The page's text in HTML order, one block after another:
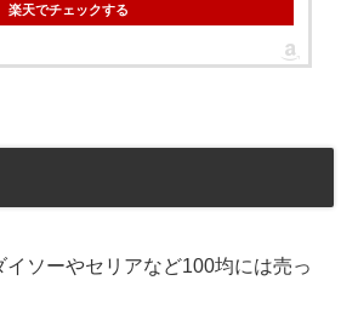
楽天でチェックする
ソーやセリアなど100均には売っ